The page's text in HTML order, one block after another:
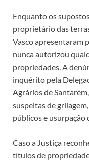
Enquanto os
proprietário das
Vasco apresentaram
nunca autorizou
propriedades. A
inquérito pela
Agrários de
suspeitas de
públicos e usurpação
Caso a Justiça
títulos de